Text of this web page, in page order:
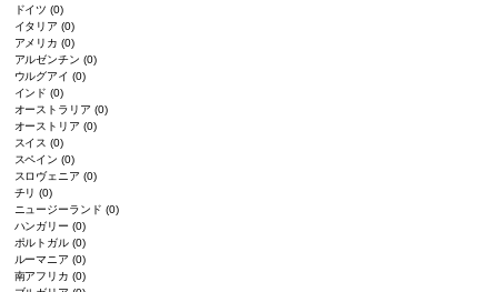
ドイツ(0)
イタリア(0)
アメリカ(0)
アルゼンチン(0)
ウルグアイ(0)
インド(0)
オーストラリア(0)
オーストリア(0)
スイス(0)
スペイン(0)
スロヴェニア(0)
チリ(0)
ニュージーランド(0)
ハンガリー(0)
ポルトガル(0)
ルーマニア(0)
南アフリカ(0)